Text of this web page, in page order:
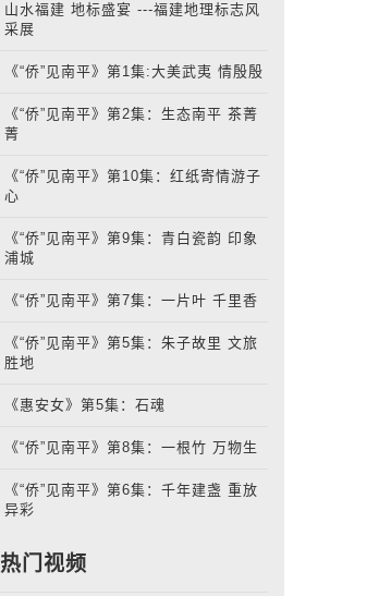
山水福建 地标盛宴 ---福建地理标志风
采展
《“侨”见南平》第1集:大美武夷 情殷殷
《“侨”见南平》第2集：生态南平 茶菁
菁
《“侨”见南平》第10集：红纸寄情游子
心
《“侨”见南平》第9集：青白瓷韵 印象
浦城
《“侨”见南平》第7集：一片叶 千里香
《“侨”见南平》第5集：朱子故里 文旅
胜地
《惠安女》第5集：石魂
《“侨”见南平》第8集：一根竹 万物生
《“侨”见南平》第6集：千年建盏 重放
异彩
热门视频